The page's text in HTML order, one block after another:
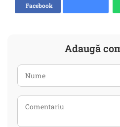
Facebook
Adaugă